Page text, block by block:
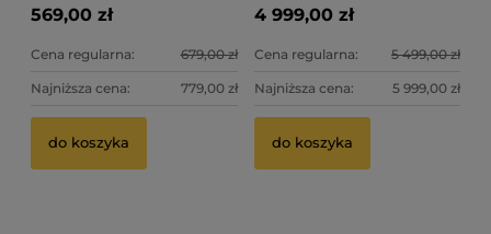
569,00 zł
Cena regularna: 679,00 zł
Najniższa cena: 779,00 zł
do koszyka
4 999,00 zł
Cena regularna: 5 499,00 zł
Najniższa cena: 5 999,00 zł
do koszyka